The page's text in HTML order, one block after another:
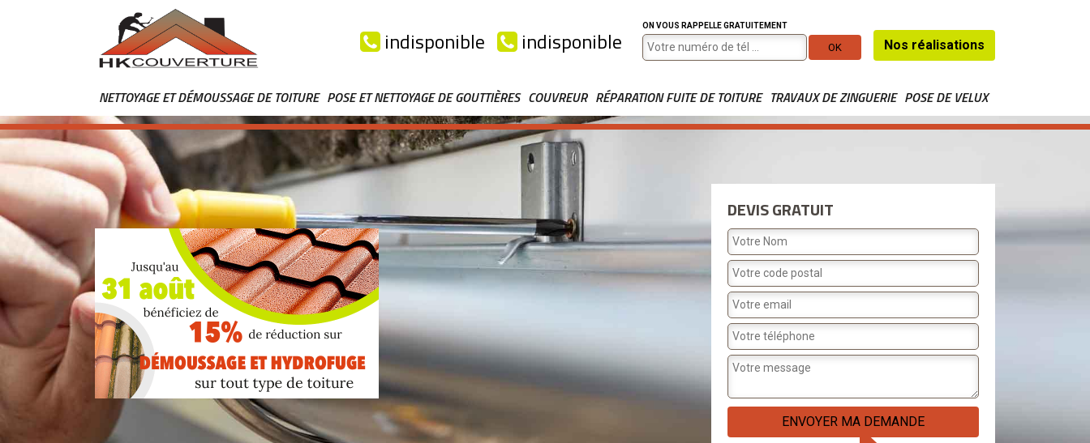
indisponible indisponible
ON VOUS RAPPELLE GRATUITEMENT
Nos réalisations
NETTOYAGE ET DÉMOUSSAGE DE TOITURE POSE ET NETTOYAGE DE GOUTTIÈRES COUVREUR RÉPARATION FUITE DE TOITURE TRAVAUX DE ZINGUERIE POSE DE VELUX
DEVIS GRATUIT